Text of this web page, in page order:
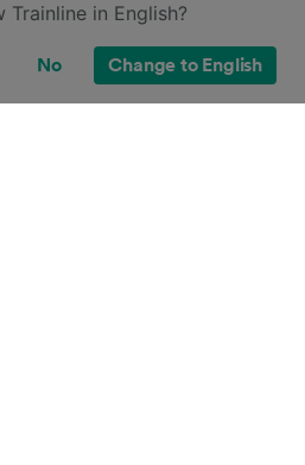
in English?
No Change to English